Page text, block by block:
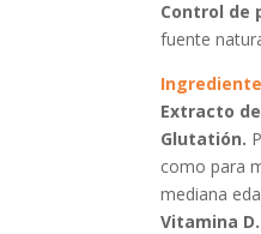
Control de
fuente
Extracto
Glutatión.
como para
mediana
Vitamina D.